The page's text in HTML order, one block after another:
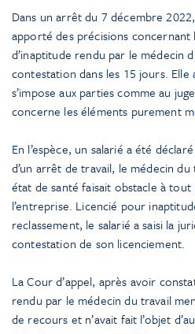
Dans un arrêt du 7 décembre
apporté des précisions concernant
d’inaptitude rendu par le médecin
contestation dans les 15 jours. Elle
s’impose aux parties comme au
concerne les éléments purement
En l’espèce, un salarié a été
d’un arrêt de travail, le médecin
état de santé faisait obstacle à tout
l’entreprise. Licencié pour
reclassement, le salarié a saisi la
contestation de son licenciement.
La Cour d’appel, après avoir
rendu par le médecin du travail
de recours et n’avait fait l’objet